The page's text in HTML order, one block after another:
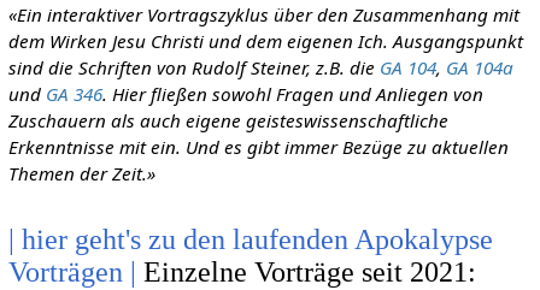
«Ein interaktiver Vortragszyklus über den Zusammenhang mit
dem Wirken Jesu Christi und dem eigenen Ich. Ausgangspunkt
sind die Schriften von Rudolf Steiner, z.B. die GA 104, GA 104a
und GA 346. Hier fließen sowohl Fragen und Anliegen von
Zuschauern als auch eigene geisteswissenschaftliche
Erkenntnisse mit ein. Und es gibt immer Bezüge zu aktuellen
Themen der Zeit.»
| hier geht's zu den laufenden Apokalypse
Vorträgen | Einzelne Vorträge seit 2021: